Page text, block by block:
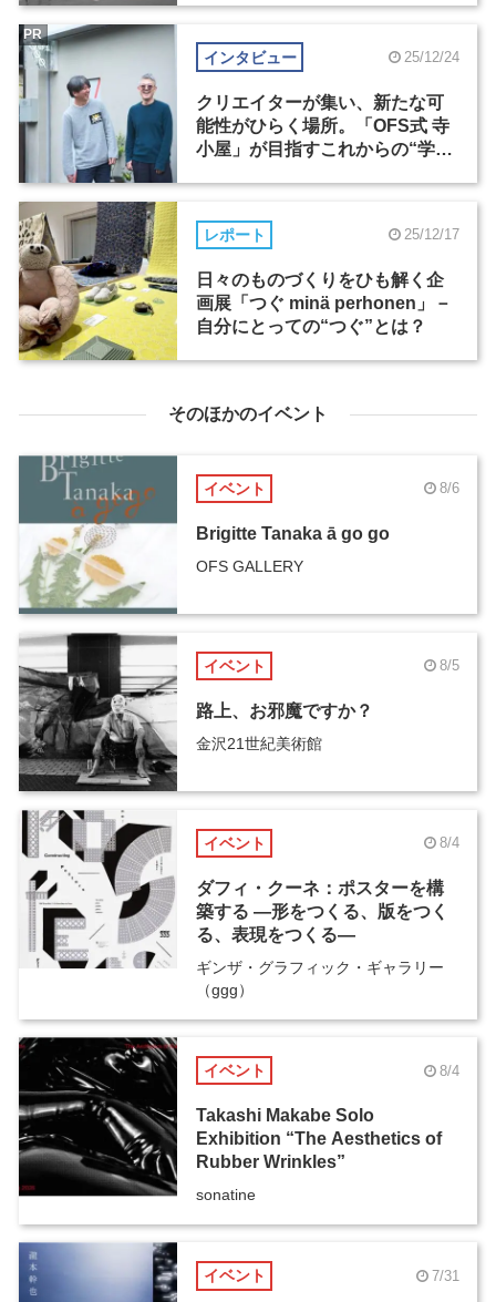
インタビュー 25/12/24
クリエイターが集い、新たな可
能性がひらく場所。「OFS式 寺
小屋」が目指すこれからの“学
PR
レポート 25/12/17
日々のものづくりをひも解く企
画展「つぐ minä perhonen」－
自分にとっての“つぐ”とは？
そのほかのイベント
イベント 8/6
Brigitte Tanaka ā go go
OFS GALLERY
イベント 8/5
路上、お邪魔ですか？
金沢21世紀美術館
イベント 8/4
ダフィ・クーネ：ポスターを構
築する ―形をつくる、版をつく
る、表現をつくる―
ギンザ・グラフィック・ギャラリー
（ggg）
イベント 8/4
Takashi Makabe Solo
Exhibition “The Aesthetics of
Rubber Wrinkles”
sonatine
イベント 7/31